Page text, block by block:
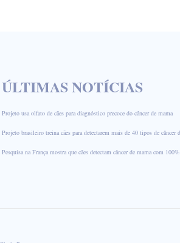
ÚLTIMAS NOTÍCIAS
Projeto usa olfato de cães para diagnóstico precoce do câncer de mama
Projeto brasileiro treina cães para detectarem mais de 40 tipos de câncer
Pesquisa na França mostra que cães detectam câncer de mama com